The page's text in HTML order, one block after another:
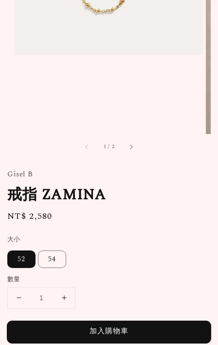
1 / 2
Gisel B
戒指 ZAMINA
Regular
NT$ 2,580
大小
52 54
數量
加入購物車